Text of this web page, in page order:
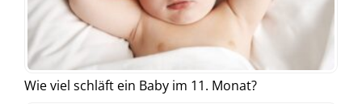
Wie viel schläft ein Baby im 11. Monat?